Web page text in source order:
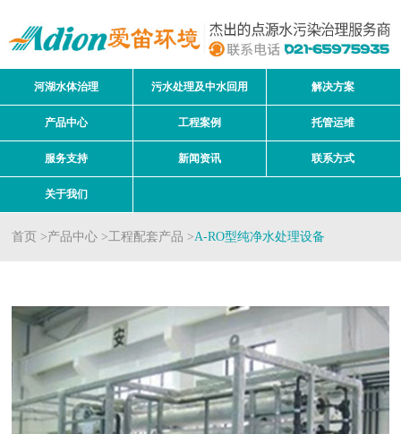
河湖水体治理 污水处理及中水回用 解决方案
产品中心 工程案例 托管运维
服务支持 新闻资讯 联系方式
关于我们
首页 >产品中心 >工程配套产品 >A-RO型纯净水处理设备